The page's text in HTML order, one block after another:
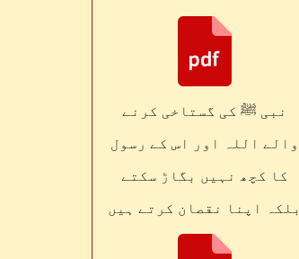
نبی ﷺ کی گستاخی کرنے
والے اللہ اور اس کے رسول
کا کچھ نہیں بگاڑ سکتے
بلکہ اپنا نقصان کرتے ہیں